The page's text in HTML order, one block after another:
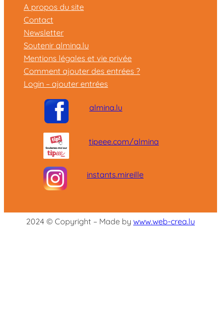
A propos du site
Contact
Newsletter
Soutenir almina.lu
Mentions légales et vie privée
Comment ajouter des entrées ?
Login – ajouter entrées
almina.lu
tipeee.com/almina
instants.mireille
2024 © Copyright – Made by www.web-crea.lu